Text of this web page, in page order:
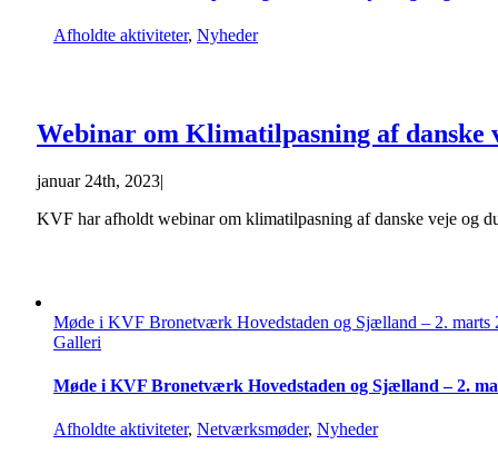
Afholdte aktiviteter, Nyheder
Webinar om Klimatilpasning af danske
januar 24th, 2023|
KVF har afholdt webinar om klimatilpasning af danske veje og
Møde i KVF Bronetværk Hovedstaden og Sjælland – 2. marts
Galleri
Møde i KVF Bronetværk Hovedstaden og Sjælland – 2.
Afholdte aktiviteter, Netværksmøder, Nyheder